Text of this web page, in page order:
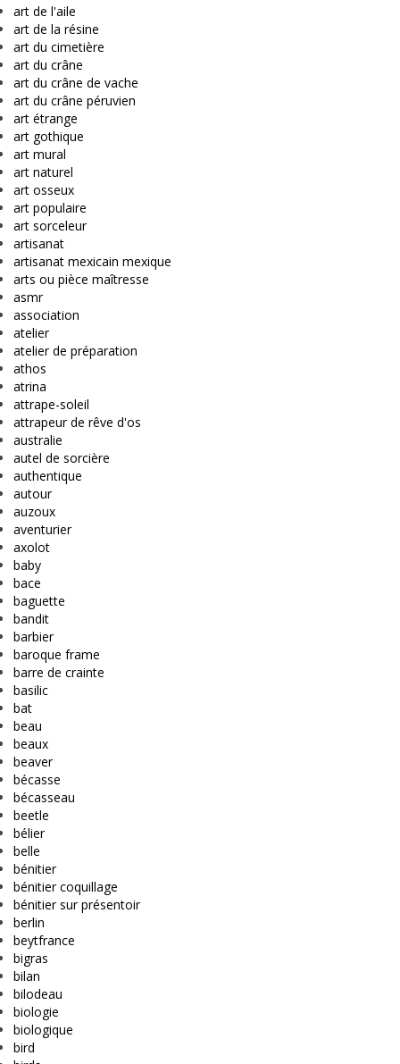
art de l'aile
art de la résine
art du cimetière
art du crâne
art du crâne de vache
art du crâne péruvien
art étrange
art gothique
art mural
art naturel
art osseux
art populaire
art sorceleur
artisanat
artisanat mexicain mexique
arts ou pièce maîtresse
asmr
association
atelier
atelier de préparation
athos
atrina
attrape-soleil
attrapeur de rêve d'os
australie
autel de sorcière
authentique
autour
auzoux
aventurier
axolot
baby
bace
baguette
bandit
barbier
baroque frame
barre de crainte
basilic
bat
beau
beaux
beaver
bécasse
bécasseau
beetle
bélier
belle
bénitier
bénitier coquillage
bénitier sur présentoir
berlin
beytfrance
bigras
bilan
bilodeau
biologie
biologique
bird